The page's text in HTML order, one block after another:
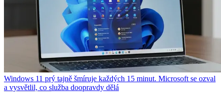
Windows 11 prý tajně šmíruje každých 15 minut. Microsoft se ozval
a vysvětlil, co služba doopravdy dělá